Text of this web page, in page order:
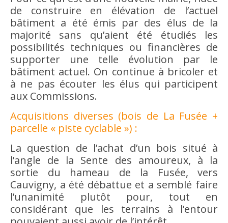
de construire en élévation de l’actuel
bâtiment a été émis par des élus de la
majorité sans qu’aient été étudiés les
possibilités techniques ou financières de
supporter une telle évolution par le
bâtiment actuel. On continue à bricoler et
à ne pas écouter les élus qui participent
aux Commissions.
Acquisitions diverses (bois de La Fusée +
parcelle « piste cyclable ») :
La question de l’achat d’un bois situé à
l’angle de la Sente des amoureux, à la
sortie du hameau de la Fusée, vers
Cauvigny, a été débattue et a semblé faire
l’unanimité plutôt pour, tout en
considérant que les terrains à l’entour